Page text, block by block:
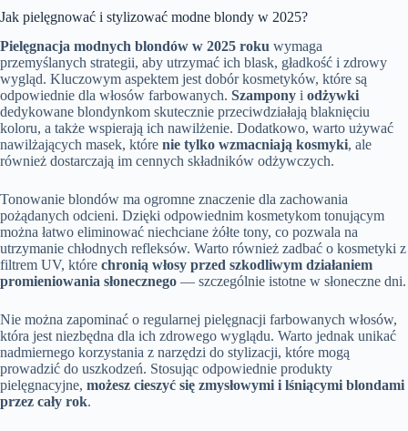
Jak pielęgnować i stylizować modne blondy w 2025?
Pielęgnacja modnych blondów w 2025 roku wymaga
przemyślanych strategii, aby utrzymać ich blask, gładkość i zdrowy
wygląd. Kluczowym aspektem jest dobór kosmetyków, które są
odpowiednie dla włosów farbowanych. Szampony i odżywki
dedykowane blondynkom skutecznie przeciwdziałają blaknięciu
koloru, a także wspierają ich nawilżenie. Dodatkowo, warto używać
nawilżających masek, które nie tylko wzmacniają kosmyki, ale
również dostarczają im cennych składników odżywczych.
Tonowanie blondów ma ogromne znaczenie dla zachowania
pożądanych odcieni. Dzięki odpowiednim kosmetykom tonującym
można łatwo eliminować niechciane żółte tony, co pozwala na
utrzymanie chłodnych refleksów. Warto również zadbać o kosmetyki z
filtrem UV, które chronią włosy przed szkodliwym działaniem
promieniowania słonecznego — szczególnie istotne w słoneczne dni.
Nie można zapominać o regularnej pielęgnacji farbowanych włosów,
która jest niezbędna dla ich zdrowego wyglądu. Warto jednak unikać
nadmiernego korzystania z narzędzi do stylizacji, które mogą
prowadzić do uszkodzeń. Stosując odpowiednie produkty
pielęgnacyjne, możesz cieszyć się zmysłowymi i lśniącymi blondami
przez cały rok.